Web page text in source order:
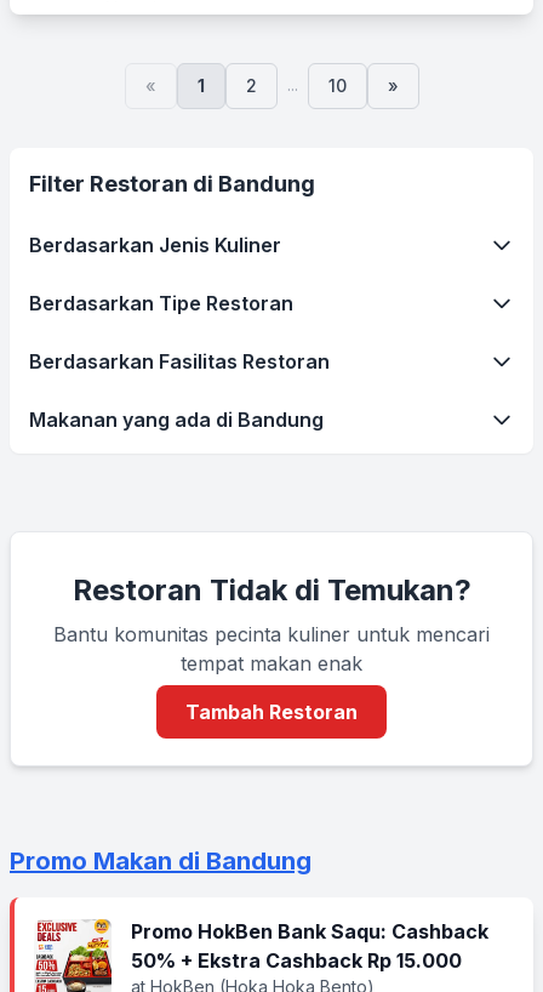
« 1 2 ... 10 »
Filter Restoran di Bandung
Berdasarkan Jenis Kuliner
Berdasarkan Tipe Restoran
Berdasarkan Fasilitas Restoran
Makanan yang ada di Bandung
Restoran Tidak di Temukan?
Bantu komunitas pecinta kuliner untuk mencari
tempat makan enak
Tambah Restoran
Promo Makan di Bandung
Promo HokBen Bank Saqu: Cashback
50% + Ekstra Cashback Rp 15.000
at HokBen (Hoka Hoka Bento)